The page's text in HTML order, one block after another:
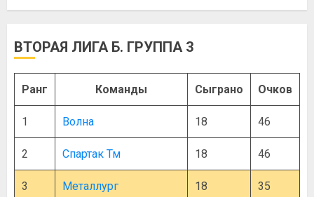
ВТОРАЯ ЛИГА Б. ГРУППА 3
Ранг Команды Сыграно Очков
1 Волна 18 46
2 Спартак Тм 18 46
3 Металлург 18 35